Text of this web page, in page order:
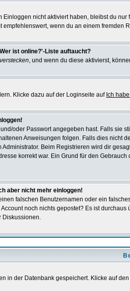
Einloggen nicht aktiviert haben, bleibst du
wenn du an einem fremden
ist online?'-Liste auftaucht?
, und wenn du diese aktivierst,
Klicke dazu auf der Loginseite auf Ich
oder Passwort angegeben hast. Falls sie
Anweisungen folgen. Falls dies nicht
Beim Registrieren wird dir
korrekt war. Ein Grund für den
aber nicht mehr einloggen!
falschen Benutzernamen oder ein
noch nichts gepostet? Es ist
Diskussionen.
in der Datenbank gespeichert. Klicke auf den